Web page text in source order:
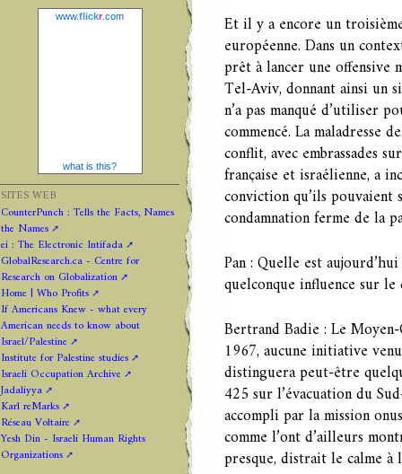
Et il y a encore un
européenne. Dans un
prêt à lancer une offensive
Tel-Aviv, donnant ainsi un
n’a pas manqué d’utiliser
commencé. La maladresse
conflit, avec embrassades
française et israélienne, a
conviction qu’ils pouvaient
condamnation ferme de la
Pan : Quelle est
quelconque influence sur
Bertrand Badie : Le
1967, aucune initiative
distinguera peut-être
425 sur l’évacuation du
accompli par la mission
comme l’ont d’ailleurs
presque, distrait le calme
www.flickr.com
what is this?
SITES WEB
CounterPunch : Tells the Facts, Names
the Names
ei : The Electronic Intifada
GlobalResearch.ca - Centre for
Research on Globalization
Home | Who Profits
If Americans Knew - what every
American needs to know about
Israel/Palestine
Institute for Palestine studies
Israeli Occupation Archive
Jadaliyya
Karl reMarks
Réseau Voltaire
Yesh Din - Israeli Human Rights
Organizations